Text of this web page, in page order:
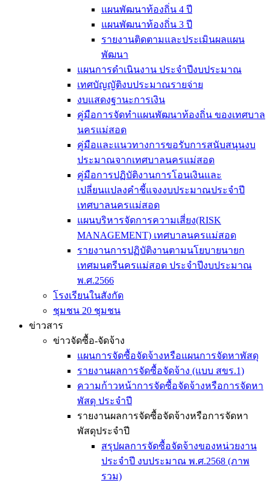
แผนพัฒนาท้องถิ่น 4 ปี
แผนพัฒนาท้องถิ่น 3 ปี
รายงานติดตามและประเมินผลแผน
พัฒนา
แผนการดำเนินงาน ประจำปีงบประมาณ
เทศบัญญัติงบประมาณรายจ่าย
งบแสดงฐานะการเงิน
คู่มือการจัดทำแผนพัฒนาท้องถิ่น ของเทศบาล
นครแม่สอด
คู่มือและแนวทางการขอรับการสนับสนุนงบ
ประมาณจากเทศบาลนครแม่สอด
คู่มือการปฏิบัติงานการโอนเงินและ
เปลี่ยนแปลงคำชี้แจงงบประมาณประจำปี
เทศบาลนครแม่สอด
แผนบริหารจัดการความเสี่ยง(RISK
MANAGEMENT) เทศบาลนครแม่สอด
รายงานการปฏิบัติงานตามนโยบายนายก
เทศมนตรีนครแม่สอด ประจำปีงบประมาณ
พ.ศ.2566
โรงเรียนในสังกัด
ชุมชน 20 ชุมชน
ข่าวสาร
ข่าวจัดซื้อ-จัดจ้าง
แผนการจัดซื้อจัดจ้างหรือแผนการจัดหาพัสดุ
รายงานผลการจัดซื้อจัดจ้าง (แบบ สขร.1)
ความก้าวหน้าการจัดซื้อจัดจ้างหรือการจัดหา
พัสดุ ประจำปี
รายงานผลการจัดซื้อจัดจ้างหรือการจัดหา
พัสดุประจำปี
สรุปผลการจัดซื้อจัดจ้างของหน่วยงาน
ประจำปี งบประมาณ พ.ศ.2568 (ภาพ
รวม)